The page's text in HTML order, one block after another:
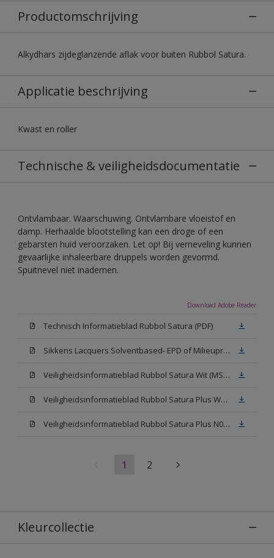
Productomschrijving
Alkydhars zijdeglanzende aflak voor buiten Rubbol Satura.
Applicatie beschrijving
Kwast en roller
Technische & veiligheidsdocumentatie
Ontvlambaar. Waarschuwing. Ontvlambare vloeistof en
damp. Herhaalde blootstelling kan een droge of een
gebarsten huid veroorzaken. Let op! Bij verneveling kunnen
gevaarlijke inhaleerbare druppels worden gevormd.
Spuitnevel niet inademen.
Download Adobe Reader
Technisch Informatieblad Rubbol Satura (PDF)
Sikkens Lacquers Solventbased- EPD of Milieuproductverklaring
Veiligheidsinformatieblad Rubbol Satura Wit (MSDS)
Veiligheidsinformatieblad Rubbol Satura Plus W05 (MSDS)
Veiligheidsinformatieblad Rubbol Satura Plus N00 (MSDS)
1 2
Kleurcollectie